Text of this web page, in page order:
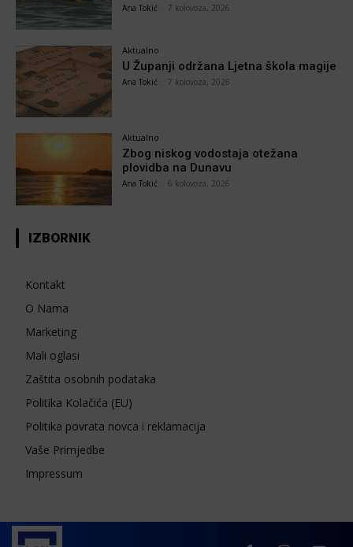
Ana Tokić 7 kolovoza, 2026
Aktualno
U Županji održana Ljetna škola magije
Ana Tokić 7 kolovoza, 2026
Aktualno
Zbog niskog vodostaja otežana
plovidba na Dunavu
Ana Tokić 6 kolovoza, 2026
IZBORNIK
Kontakt
O Nama
Marketing
Mali oglasi
Zaštita osobnih podataka
Politika Kolačića (EU)
Politika povrata novca i reklamacija
Vaše Primjedbe
Impressum